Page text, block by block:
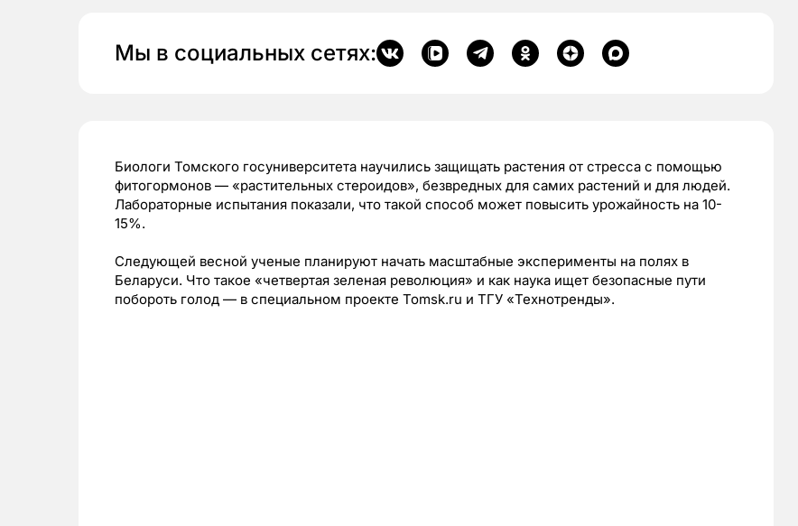
Мы в социальных сетях:
Биологи Томского госуниверситета научились защищать растения от стресса с помощью
фитогормонов — «растительных стероидов», безвредных для самих растений и для людей.
Лабораторные испытания показали, что такой способ может повысить урожайность на 10-
15%.
Следующей весной ученые планируют начать масштабные эксперименты на полях в
Беларуси. Что такое «четвертая зеленая революция» и как наука ищет безопасные пути
побороть голод — в специальном проекте Tomsk.ru и ТГУ «Технотренды».